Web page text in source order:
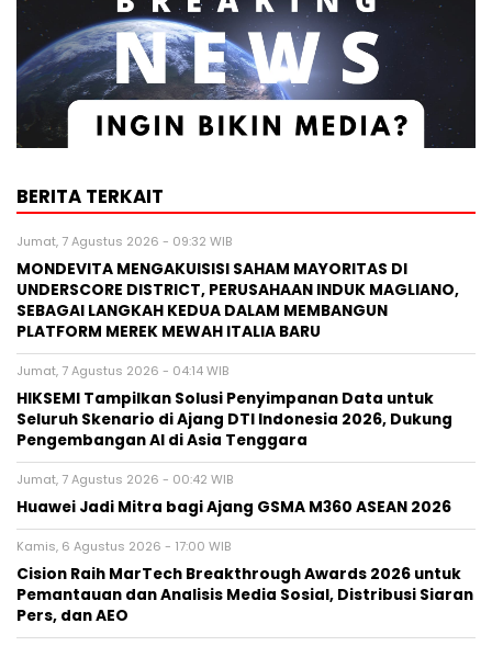
BERITA TERKAIT
Jumat, 7 Agustus 2026 - 09:32 WIB
MONDEVITA MENGAKUISISI SAHAM MAYORITAS DI
UNDERSCORE DISTRICT, PERUSAHAAN INDUK MAGLIANO,
SEBAGAI LANGKAH KEDUA DALAM MEMBANGUN
PLATFORM MEREK MEWAH ITALIA BARU
Jumat, 7 Agustus 2026 - 04:14 WIB
HIKSEMI Tampilkan Solusi Penyimpanan Data untuk
Seluruh Skenario di Ajang DTI Indonesia 2026, Dukung
Pengembangan AI di Asia Tenggara
Jumat, 7 Agustus 2026 - 00:42 WIB
Huawei Jadi Mitra bagi Ajang GSMA M360 ASEAN 2026
Kamis, 6 Agustus 2026 - 17:00 WIB
Cision Raih MarTech Breakthrough Awards 2026 untuk
Pemantauan dan Analisis Media Sosial, Distribusi Siaran
Pers, dan AEO